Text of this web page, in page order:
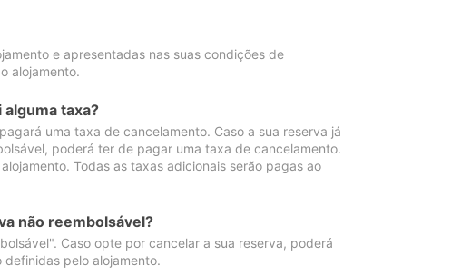
e apresentadas nas suas condições de
alojamento.
taxa?
uma taxa de cancelamento. Caso a sua reserva já
poderá ter de pagar uma taxa de cancelamento.
Todas as taxas adicionais serão pagas ao
não reembolsável?
Caso opte por cancelar a sua reserva, poderá
pelo alojamento.